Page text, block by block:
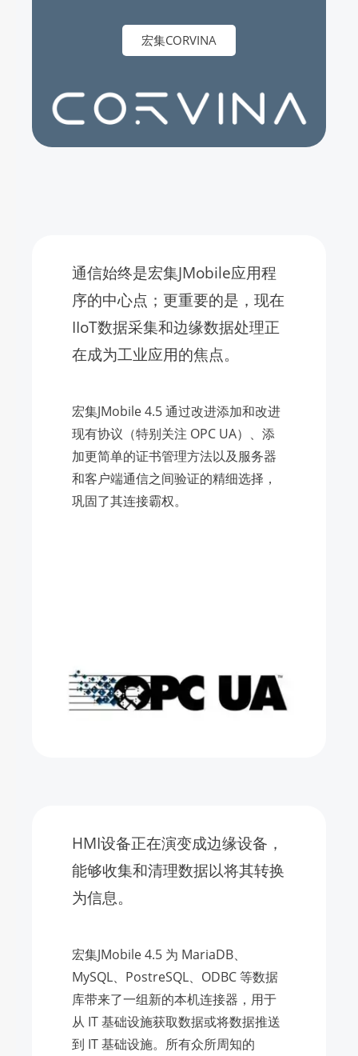
宏集CORVINA
通信始终是宏集JMobile应用程
序的中心点；更重要的是，现在
IIoT数据采集和边缘数据处理正
在成为工业应用的焦点。
宏集JMobile 4.5 通过改进添加和改进
现有协议（特别关注 OPC UA）、添
加更简单的证书管理方法以及服务器
和客户端通信之间验证的精细选择，
巩固了其连接霸权。
HMI设备正在演变成边缘设备，
能够收集和清理数据以将其转换
为信息。
宏集JMobile 4.5 为 MariaDB、
MySQL、PostreSQL、ODBC 等数据
库带来了一组新的本机连接器，用于
从 IT 基础设施获取数据或将数据推送
到 IT 基础设施。所有众所周知的